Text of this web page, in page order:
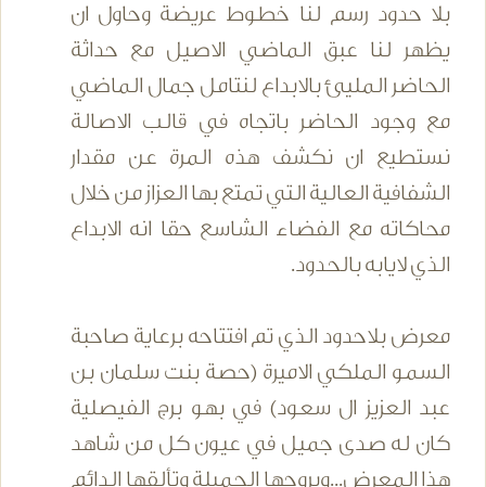
بلا حدود رسم لنا خطوط عريضة وحاول ان
يظهر لنا عبق الماضي الاصيل مع حداثة
الحاضر المليئ بالابداع لنتامل جمال الماضي
مع وجود الحاضر باتجاه في قالب الاصالة
نستطيع ان نكشف هذه المرة عن مقدار
الشفافية العالية التي تمتع بها العزاز من خلال
محاكاته مع الفضاء الشاسع حقا انه الابداع
الذي لايابه بالحدود.
معرض بلاحدود الذي تم افتتاحه برعاية صاحبة
السمو الملكي الاميرة (حصة بنت سلمان بن
عبد العزيز ال سعود) في بهو برج الفيصلية
كان له صدى جميل في عيون كل من شاهد
هذا المعرض...وبروحها الجميلة وتألقها الدائم